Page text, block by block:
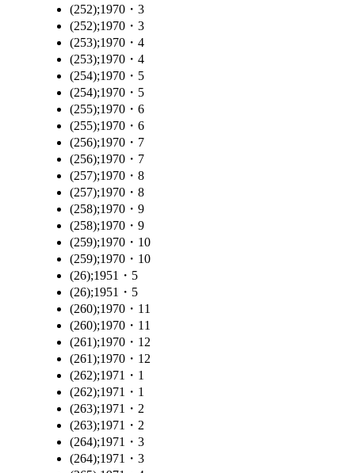
(252);1970・3
(252);1970・3
(253);1970・4
(253);1970・4
(254);1970・5
(254);1970・5
(255);1970・6
(255);1970・6
(256);1970・7
(256);1970・7
(257);1970・8
(257);1970・8
(258);1970・9
(258);1970・9
(259);1970・10
(259);1970・10
(26);1951・5
(26);1951・5
(260);1970・11
(260);1970・11
(261);1970・12
(261);1970・12
(262);1971・1
(262);1971・1
(263);1971・2
(263);1971・2
(264);1971・3
(264);1971・3